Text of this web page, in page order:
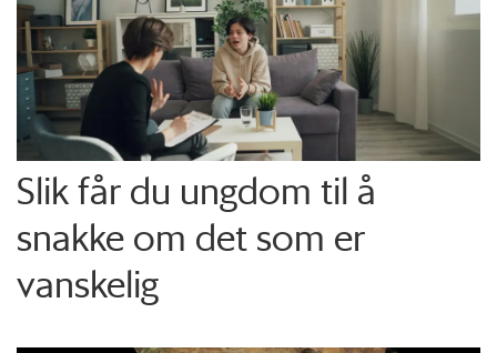
Slik får du ungdom til å
snakke om det som er
vanskelig